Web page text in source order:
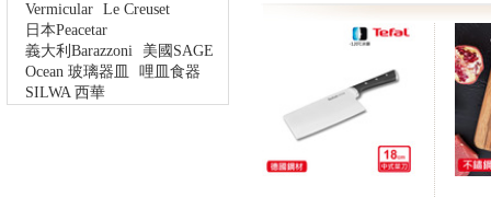
Vermicular Le Creuset
日本Peacetar
義大利Barazzoni
美國SAGE
Ocean 玻璃器皿
哩皿食器
SILWA 西華